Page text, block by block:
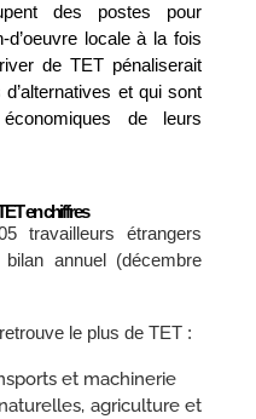
des postes pour
locale à la fois
de TET pénaliserait
et qui sont
de leurs
en chiffres
travailleurs étrangers
annuel (décembre
le plus de TET :
et machinerie
agriculture et